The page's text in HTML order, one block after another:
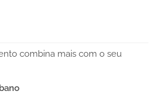
combina mais com o seu